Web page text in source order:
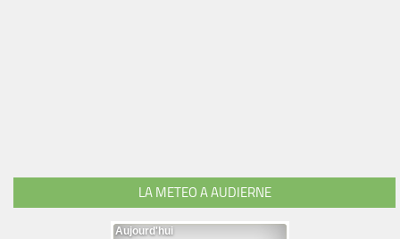
LA METEO A AUDIERNE